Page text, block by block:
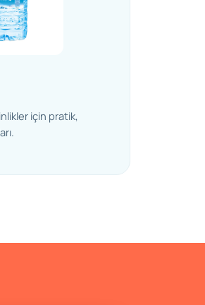
için pratik,